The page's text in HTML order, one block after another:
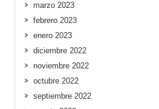
marzo 2023
febrero 2023
enero 2023
diciembre 2022
noviembre 2022
octubre 2022
septiembre 2022